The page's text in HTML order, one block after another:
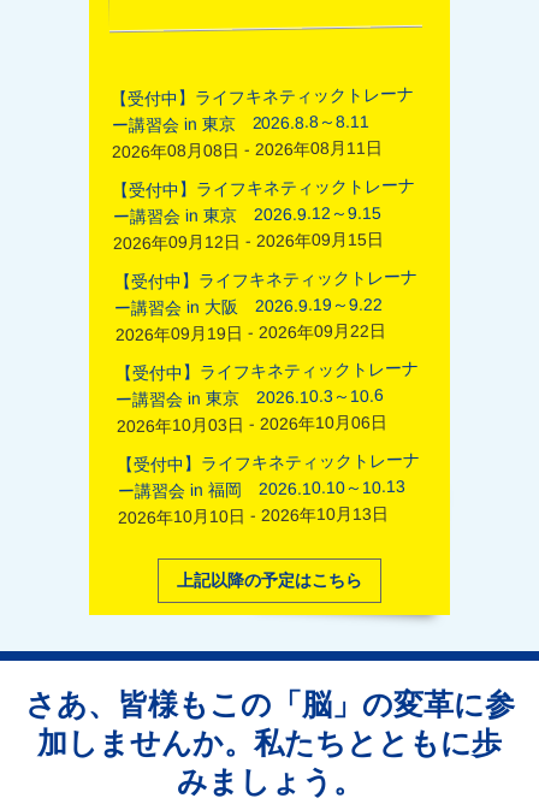
【受付中】ライフキネティックトレーナ
ー講習会 in 東京 2026.8.8～8.11
2026年08月08日 - 2026年08月11日
【受付中】ライフキネティックトレーナ
ー講習会 in 東京 2026.9.12～9.15
2026年09月12日 - 2026年09月15日
【受付中】ライフキネティックトレーナ
ー講習会 in 大阪 2026.9.19～9.22
2026年09月19日 - 2026年09月22日
【受付中】ライフキネティックトレーナ
ー講習会 in 東京 2026.10.3～10.6
2026年10月03日 - 2026年10月06日
【受付中】ライフキネティックトレーナ
ー講習会 in 福岡 2026.10.10～10.13
2026年10月10日 - 2026年10月13日
上記以降の予定はこちら
さあ、皆様もこの「脳」の変革に参
加しませんか。私たちとともに歩
みましょう。